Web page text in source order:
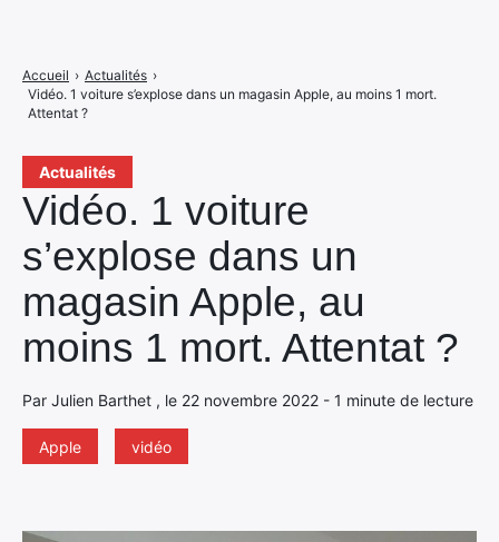
Actualités
Vidéo. 1 voiture
s’explose dans un
magasin Apple, au
moins 1 mort. Attentat ?
Par Julien Barthet , le 22 novembre 2022 - 1 minute de lecture
Apple vidéo
Accueil › Actualités ›
Vidéo. 1 voiture s’explose dans un magasin Apple, au moins 1 mort.
Attentat ?